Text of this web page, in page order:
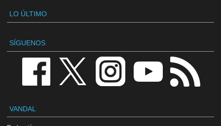
LO ÚLTIMO
SÍGUENOS
VANDAL